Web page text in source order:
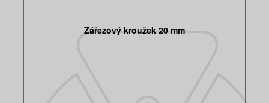
Zářezový kroužek 20 mm